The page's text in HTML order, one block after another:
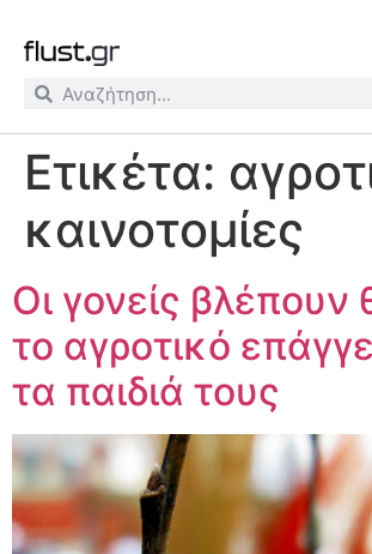
Ετικέτα:
καινοτομίες
Οι γονείς βλέπουν
το αγροτικό
τα παιδιά τους